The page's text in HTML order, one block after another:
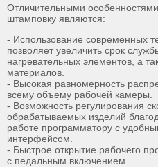
Отличительными
штамповку являются:
- Использование современных
позволяет увеличить срок
нагревательных элементов, а
материалов.
- Высокая равномерность
всему объему рабочей камеры.
- Возможность регулирования
обрабатываемых изделий
работе программатору с
интерфейсом.
- Быстрое открытие рабочего
с педальным включением.